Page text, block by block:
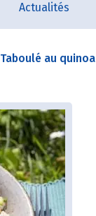
Actualités
Taboulé au